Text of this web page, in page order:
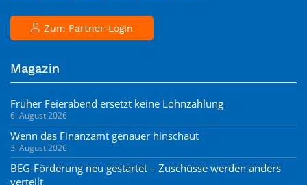
Zum Partner-Login
Magazin
Früher Feierabend ersetzt keine Lohnzahlung
6. August 2026
Wenn das Finanzamt genauer hinschaut
3. August 2026
BEG-Förderung neu gestartet – Zuschüsse werden anders
verteilt